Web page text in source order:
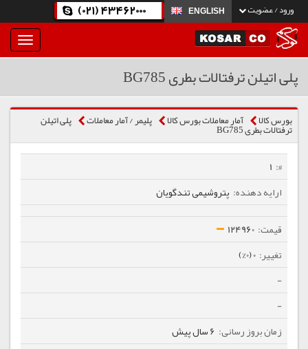
ورود / عضویت ENGLISH
(021) 43462000
بار
و
پلی اتیلن ترفتالات بطری BG785
بورس کالا آمار معاملات بورس کالا پلیمر / آمار معاملات پلی اتیلن
ترفتالات بطری BG785
1
پتروشیمی تندگویان
124960
0 (0%)
-
-
6 سال پیش